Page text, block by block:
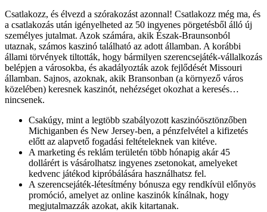
Csatlakozz, és élvezd a szórakozást azonnal! Csatlakozz még ma, és
a csatlakozás után igényelheted az 50 ingyenes pörgetésből álló új
személyes jutalmat. Azok számára, akik Észak-Braunsonból
utaznak, számos kaszinó található az adott államban. A korábbi
állami törvények tiltották, hogy bármilyen szerencsejáték-vállalkozás
belépjen a városokba, és akadályozták azok fejlődését Missouri
államban. Sajnos, azoknak, akik Bransonban (a környező város
közelében) keresnek kaszinót, nehézséget okozhat a keresés…
nincsenek.
Csakúgy, mint a legtöbb szabályozott kaszinóösztönzőben
Michiganben és New Jersey-ben, a pénzfelvétel a kifizetés
előtt az alapvető fogadási feltételeknek van kitéve.
A marketing és reklám területén több hónapig akár 45
dollárért is vásárolhatsz ingyenes zsetonokat, amelyeket
kedvenc játékod kipróbálására használhatsz fel.
A szerencsejáték-létesítmény bónusza egy rendkívül előnyös
promóció, amelyet az online kaszinók kínálnak, hogy
megjutalmazzák azokat, akik kitartanak.